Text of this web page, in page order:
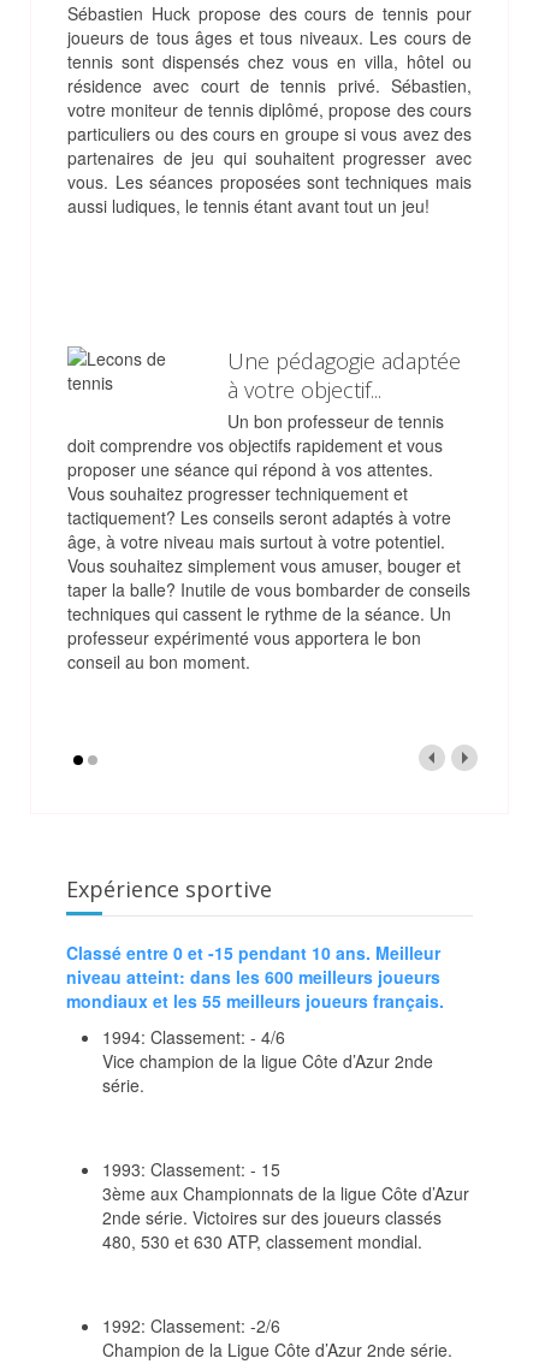
Sébastien Huck propose des cours de tennis pour
joueurs de tous âges et tous niveaux. Les cours de
tennis sont dispensés chez vous en villa, hôtel ou
résidence avec court de tennis privé. Sébastien,
votre moniteur de tennis diplômé, propose des cours
particuliers ou des cours en groupe si vous avez des
partenaires de jeu qui souhaitent progresser avec
vous. Les séances proposées sont techniques mais
aussi ludiques, le tennis étant avant tout un jeu!
Une pédagogie adaptée
à votre objectif...
Un bon professeur de tennis
doit comprendre vos objectifs rapidement et vous
proposer une séance qui répond à vos attentes.
Vous souhaitez progresser techniquement et
tactiquement? Les conseils seront adaptés à votre
âge, à votre niveau mais surtout à votre potentiel.
Vous souhaitez simplement vous amuser, bouger et
taper la balle? Inutile de vous bombarder de conseils
techniques qui cassent le rythme de la séance. Un
professeur expérimenté vous apportera le bon
conseil au bon moment.
Expérience sportive
Classé entre 0 et -15 pendant 10 ans. Meilleur
niveau atteint: dans les 600 meilleurs joueurs
mondiaux et les 55 meilleurs joueurs français.
1994: Classement: - 4/6
Vice champion de la ligue Côte d’Azur 2nde
série.
1993: Classement: - 15
3ème aux Championnats de la ligue Côte d’Azur
2nde série. Victoires sur des joueurs classés
480, 530 et 630 ATP, classement mondial.
1992: Classement: -2/6
Champion de la Ligue Côte d’Azur 2nde série.